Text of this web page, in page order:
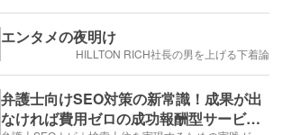
エンタメの夜明け
HILLTON RICH社長の男を上げる下着論
弁護士向けSEO対策の新常識！成果が出
なければ費用ゼロの成功報酬型サービス